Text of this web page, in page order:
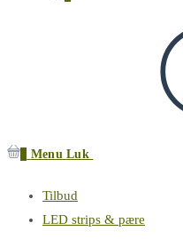
Menu Luk
Tilbud
LED strips & pære